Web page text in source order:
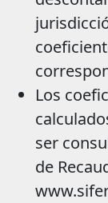
Los
ser
de